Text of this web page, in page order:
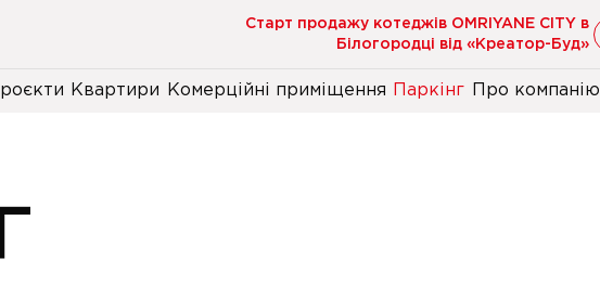
Старт продажу котеджів OMRIYANE CITY в
Білогородці від «Креатор-Буд»
Квартири Комерційні приміщення Паркінг Про компанію